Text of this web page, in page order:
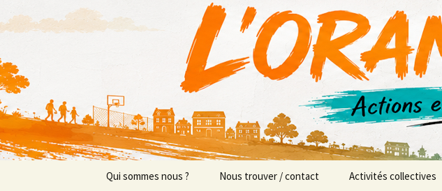
au
L'Oranger AMO
Actions en Milieu Ouvert
Qui sommes nous ? Nous trouver / contact Activités collectives